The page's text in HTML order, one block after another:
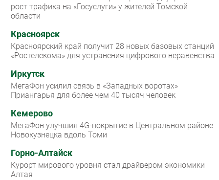
рост трафика на «Госуслуги» у жителей Томской
области
Красноярск
Красноярский край получит 28 новых базовых станций
«Ростелекома» для устранения цифрового неравенства
Иркутск
МегаФон усилил связь в «Западных воротах»
Приангарья для более чем 40 тысяч человек
Кемерово
МегаФон улучшил 4G-покрытие в Центральном районе
Новокузнецка вдоль Томи
Горно-Алтайск
Курорт мирового уровня стал драйвером экономики
Алтая